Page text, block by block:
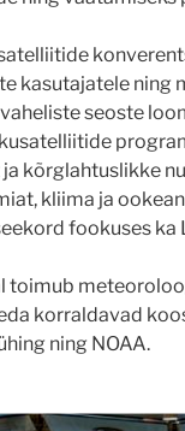
kasutajatele ning
seoste
kõrglahtuslikke
kliima ja
fookuses
toimub
korraldavad
ning NOAA.